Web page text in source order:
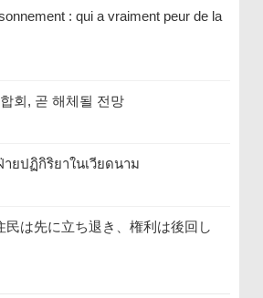
: qui a vraiment peur de la
회, 곧 해체될 전망
ยปฏิกิริยาในเวียดนาม
民は先に立ち退き、権利は後回し